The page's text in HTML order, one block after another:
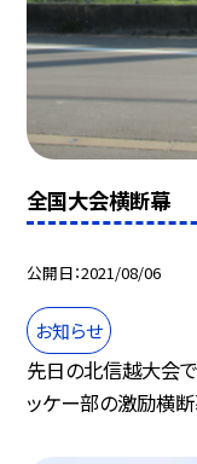
全国大会横断幕
公開日 2021/08/06
お知らせ
先日の北信越大会
ッケー部の激励横